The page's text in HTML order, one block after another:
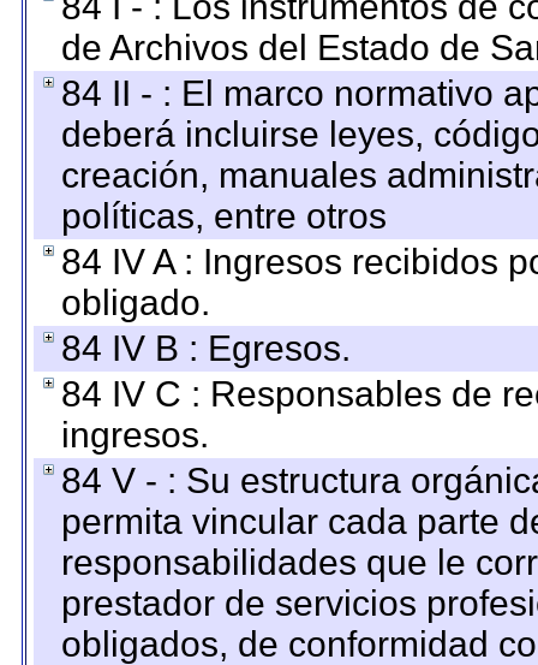
de Archivos del Estado de
84 II - : El marco normativo
deberá incluirse leyes,
creación, manuales
políticas, entre otros
84 IV A : Ingresos recibidos
obligado.
84 IV B : Egresos.
84 IV C : Responsables de
ingresos.
84 V - : Su estructura
permita vincular cada parte
responsabilidades que le
prestador de servicios
obligados, de conformidad